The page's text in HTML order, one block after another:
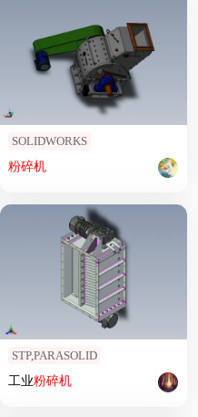
SOLIDWORKS
粉碎机
STP,PARASOLID
工业粉碎机